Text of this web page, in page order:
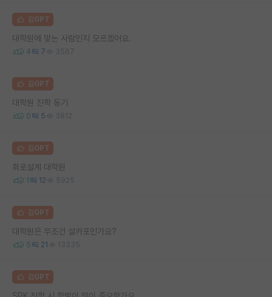
김GPT
대학원에 맞는 사람인지 모르겠어요.
4 7 3567
김GPT
대학원 진학 동기
0 5 3812
김GPT
회로설계 대학원
1 12 5925
김GPT
대학원은 무조건 설카포인가요?
5 21 13335
김GPT